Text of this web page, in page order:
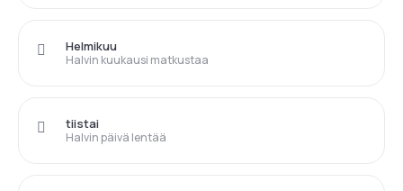
Halvin kuukausi matkustaa
Helmikuu
Halvin päivä lentää
tiistai